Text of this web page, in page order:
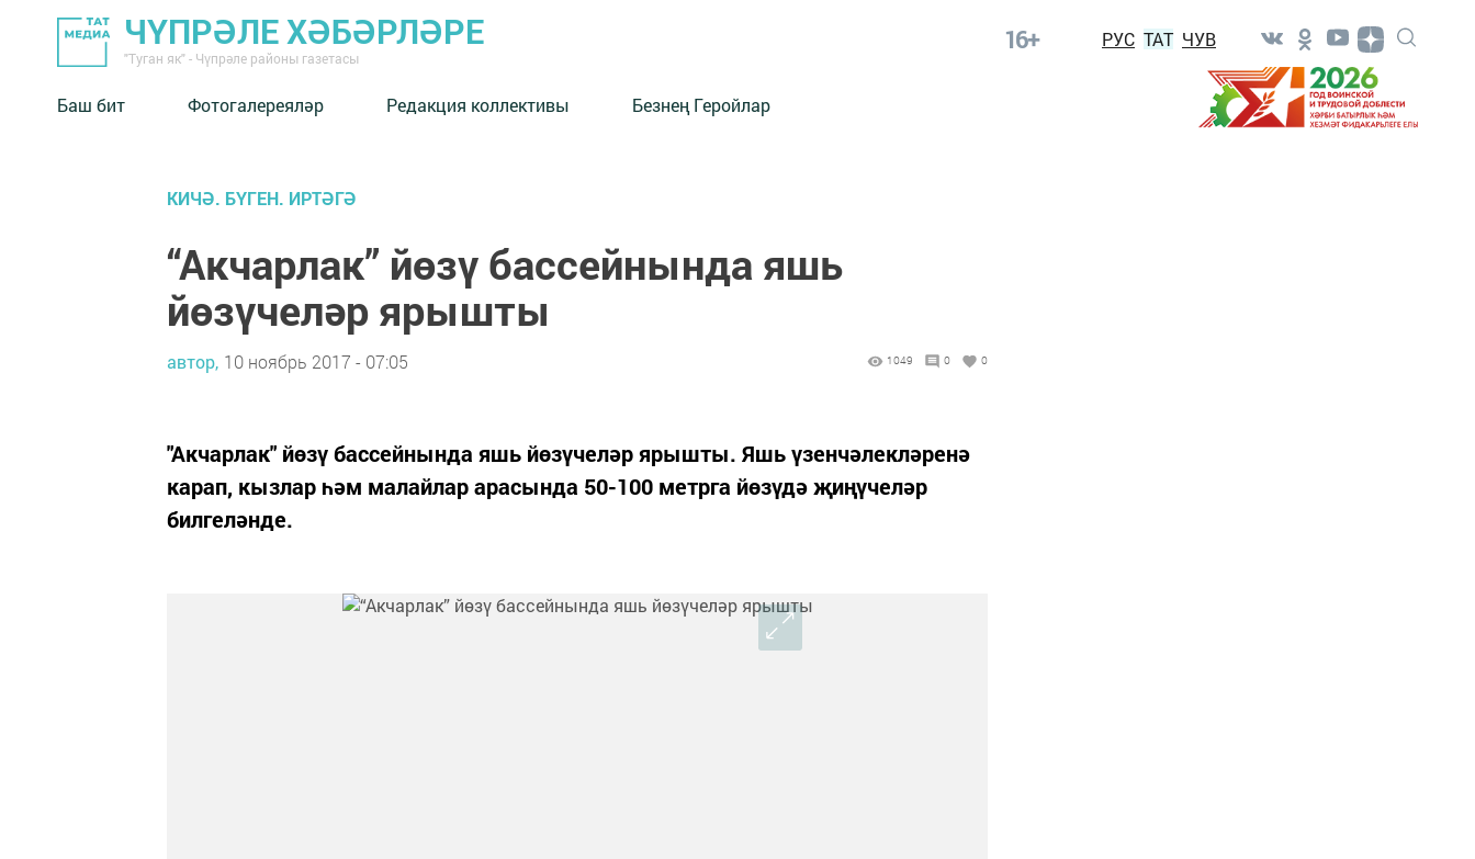
ЧҮПРӘЛЕ ХӘБӘРЛӘРЕ
"Туган як" - Чүпрәле районы газетасы
16+ РУС ТАТ ЧУВ
Баш бит Фотогалереяләр Редакция коллективы Безнең Геройлар
КИЧӘ. БҮГЕН. ИРТӘГӘ
“Акчарлак” йөзү бассейнында яшь
йөзүчеләр ярышты
автор, 10 ноябрь 2017 - 07:05 1049 0 0
"Акчарлак" йөзү бассейнында яшь йөзүчеләр ярышты. Яшь үзенчәлекләренә
карап, кызлар һәм малайлар арасында 50-100 метрга йөзүдә җиңүчеләр
билгеләнде.